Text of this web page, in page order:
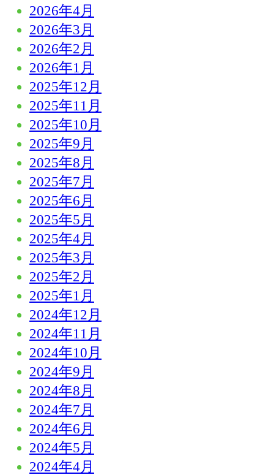
2026年4月
2026年3月
2026年2月
2026年1月
2025年12月
2025年11月
2025年10月
2025年9月
2025年8月
2025年7月
2025年6月
2025年5月
2025年4月
2025年3月
2025年2月
2025年1月
2024年12月
2024年11月
2024年10月
2024年9月
2024年8月
2024年7月
2024年6月
2024年5月
2024年4月